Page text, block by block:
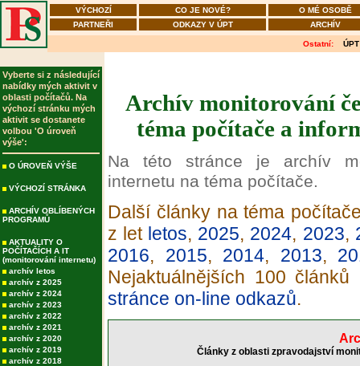
VÝCHOZÍ CO JE NOVÉ?
O MÉ OSOBĚ
PARTNEŘI
ODKAZY V ÚPT ARCHÍV
Ostatní: ÚPT
Vyberte si z následující
nabídky mých aktivit v
oblasti počítačů. Na
výchozí stránku mých
aktivit se dostanete
volbou 'O úroveň
výše':
O ÚROVEŇ VÝŠE
VÝCHOZÍ STRÁNKA
ARCHÍV OBLÍBENÝCH
PROGRAMŮ
AKTUALITY O
POČÍTAČÍCH A IT
(monitorování internetu)
archív letos
archív z 2025
archív z 2024
archív z 2023
archív z 2022
archív z 2021
archív z 2020
archív z 2019
archív z 2018
Archív monitorování
téma počítače a
Na této stránce je archív
internetu na téma počítače.
Další články na téma
z let letos, 2025, 2024, 2023,
2016, 2015, 2014, 2013,
Nejaktuálnějších 100
stránce on-line odkazů.
Články z oblasti zpravodajství